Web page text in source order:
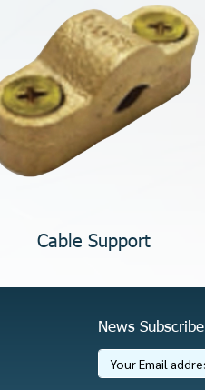
Cable Support
News Subscribe